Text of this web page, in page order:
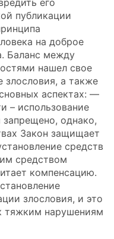
его
публикации
на доброе
Баланс между
нашел свое
злословия, а также
аспектах: —
– использование
однако,
Закон защищает
средств
средством
компенсацию.
злословия, и это
тяжким нарушениям